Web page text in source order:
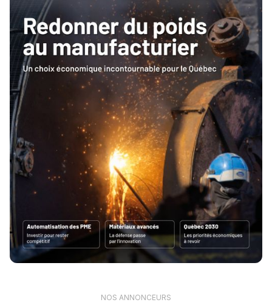
NOS ANNONCEURS